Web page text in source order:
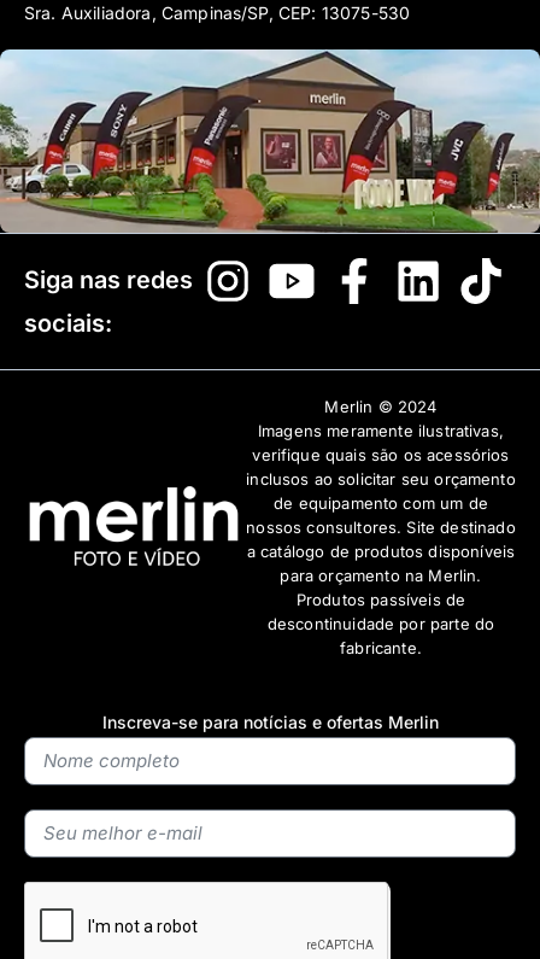
Inscreva-se para notícias e ofertas Merlin
Sra. Auxiliadora, Campinas/SP, CEP: 13075-530
Siga nas redes
sociais:
Merlin © 2024
Imagens meramente ilustrativas,
verifique quais são os acessórios
inclusos ao solicitar seu orçamento
de equipamento com um de
nossos consultores. Site destinado
a catálogo de produtos disponíveis
para orçamento na Merlin.
Produtos passíveis de
descontinuidade por parte do
fabricante.